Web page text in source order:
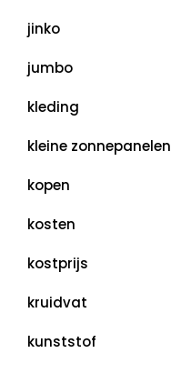
jinko
jumbo
kleding
kleine zonnepanelen
kopen
kosten
kostprijs
kruidvat
kunststof